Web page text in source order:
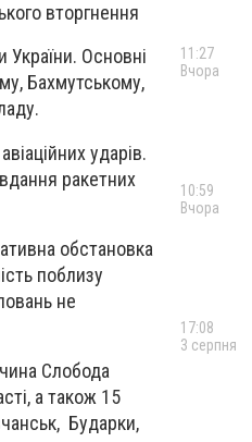
вторгнення
Основні
Бахмутському,
ударів.
ракетних
обстановка
поблизу
не
Слобода
а також 15
Бударки,
11:27
Вчора
10:59
Вчора
17:08
3 серпня